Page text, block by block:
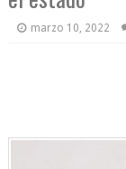
marzo 10, 2022